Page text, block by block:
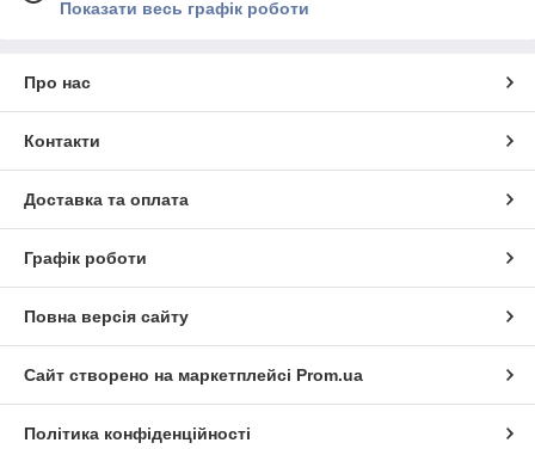
Показати весь графік роботи
Про нас
Контакти
Доставка та оплата
Графік роботи
Повна версія сайту
Сайт створено на маркетплейсі Prom.ua
Політика конфіденційності